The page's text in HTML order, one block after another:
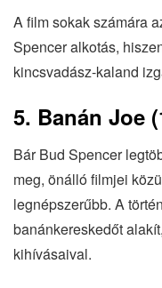
A film sokak számára
Spencer alkotás,
kincsvadász-kaland
5. Banán Joe
Bár Bud Spencer
meg, önálló filmjei
legnépszerűbb. A
banánkereskedőt
kihívásaival.